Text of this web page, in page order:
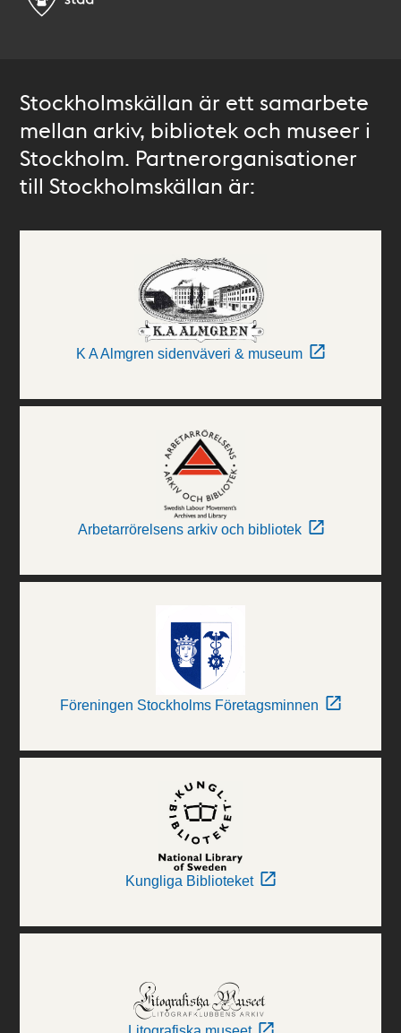
Stockholmskällan är ett samarbete
mellan arkiv, bibliotek och museer i
Stockholm. Partnerorganisationer
till Stockholmskällan är:
K A Almgren sidenväveri & museum
Arbetarrörelsens arkiv och bibliotek
Föreningen Stockholms Företagsminnen
Kungliga Biblioteket